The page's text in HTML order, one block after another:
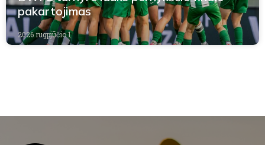
pakartojimas
2026 rugpjūčio 1